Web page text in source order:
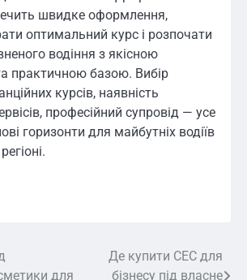
швидке оформлення,
оптимальний курс і розпочати
водіння з якісною
практичною базою. Вибір
курсів, наявність
професійний супровід — усе
горизонти для майбутніх водіїв
для
Де купити СЕС для
бізнесу під власне